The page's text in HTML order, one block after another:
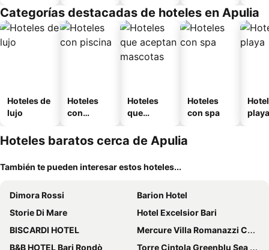
o
Categorías destacadas de hoteles en Apulia
Hoteles de
lujo
Hoteles
con
Hoteles
que
mascotas
Hoteles
con spa
playa
Hoteles baratos cerca de Apulia
También te pueden interesar estos hoteles...
Dimora Rossi
Barion Hotel
Storie Di Mare
Hotel Excelsior Bari
BISCARDI HOTEL
Mercure Villa Romanazzi Carducci Bari
B&B HOTEL Bari Rondò
Torre Cintola Greenblu Sea Emotions